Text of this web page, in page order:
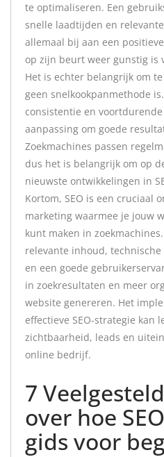
te optimaliseren. Een
snelle laadtijden en
allemaal bij aan een
op zijn beurt weer gunstig is
Het is echter belangrijk om
geen snelkookpanmethode
consistentie en
aanpassing om goede
Zoekmachines passen
dus het is belangrijk om op
nieuwste ontwikkelingen in
Kortom, SEO is een cruciaal
marketing waarmee je jouw
kunt maken in
relevante inhoud,
en een goede
in zoekresultaten en meer
website genereren. Het
effectieve SEO-strategie kan
zichtbaarheid, leads en
online bedrijf.
7
over hoe
gids voor